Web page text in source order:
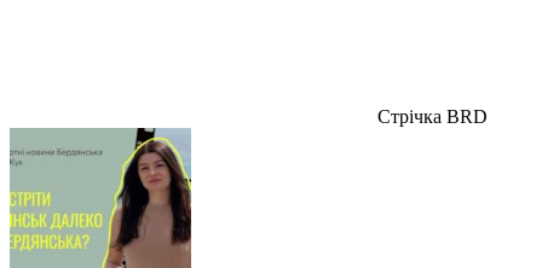
Стрічка BRD